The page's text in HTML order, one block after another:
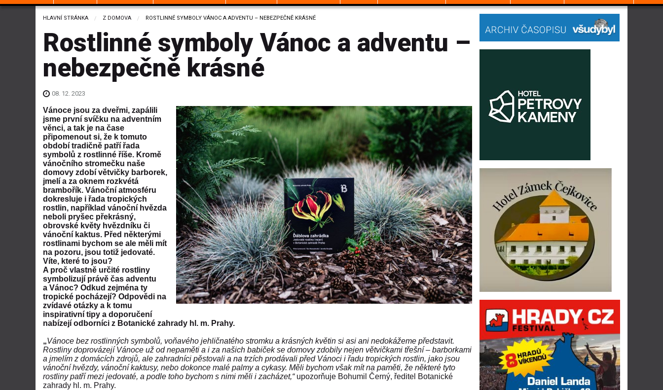
HLAVNÍ STRÁNKA Z DOMOVA CURRENT:
ROSTLINNÉ SYMBOLY VÁNOC A ADVENTU – NEBEZPEČNĚ KRÁSNÉ
Rostlinné symboly Vánoc a adventu –
nebezpečně krásné
08. 12. 2023
Vánoce jsou za dveřmi, zapálili
jsme první svíčku na adventním
věnci, a tak je na čase
připomenout si, že k tomuto
období tradičně patří řada
symbolů z rostlinné říše. Kromě
vánočního stromečku naše
domovy zdobí větvičky barborek,
jmelí a za oknem rozkvétá
brambořík. Vánoční atmosféru
dokresluje i řada tropických
rostlin, například vánoční hvězda
neboli pryšec překrásný,
obrovské květy hvězdníku či
vánoční kaktus. Před některými
rostlinami bychom se ale měli mít
na pozoru, jsou totiž jedovaté.
Víte, které to jsou?
A proč vlastně určité rostliny
symbolizují právě čas adventu
a Vánoc? Odkud zejména ty
tropické pocházejí? Odpovědi na
zvídavé otázky a k tomu
inspirativní tipy a doporučení
nabízejí odborníci z Botanické zahrady hl. m. Prahy.
„Vánoce bez rostlinných symbolů, voňavého jehličnatého stromku a krásných květin si asi ani nedokážeme představit.
Rostliny doprovázejí Vánoce už od nepaměti a i za našich babiček se domovy zdobily nejen větvičkami třešní – barborkami
a jmelím z domácích zdrojů, ale zahradníci pěstovali a na trzích prodávali před Vánoci i řadu tropických rostlin, jako jsou
vánoční hvězdy, vánoční kaktusy, nebo dokonce malé palmy a cykasy. Měli bychom však mít na paměti, že některé tyto
rostliny patří mezi jedovaté, a podle toho bychom s nimi měli i zacházet,“ upozorňuje Bohumil Černý, ředitel Botanické
zahrady hl. m. Prahy.